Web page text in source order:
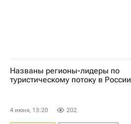
Названы регионы-лидеры по
туристическому потоку в России
4 июня, 13:20 202